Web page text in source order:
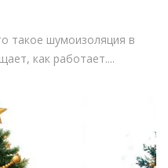
такое шумоизоляция в
как работает....